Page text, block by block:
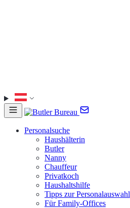
Personalsuche
Haushälterin
Butler
Nanny
Chauffeur
Privatkoch
Haushaltshilfe
Tipps zur Personalauswahl
Für Family-Offices